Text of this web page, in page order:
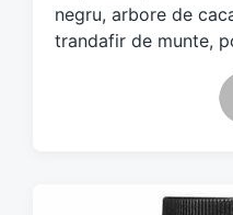
negru, arbore de
trandafir de munte,